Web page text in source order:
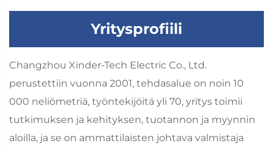
Yritysprofiili
Changzhou Xinder-Tech Electric Co., Ltd.
perustettiin vuonna 2001, tehdasalue on noin 10
000 neliömetriä, työntekijöitä yli 70, yritys toimii
tutkimuksen ja kehityksen, tuotannon ja myynnin
aloilla, ja se on ammattilaisten johtava valmistaja